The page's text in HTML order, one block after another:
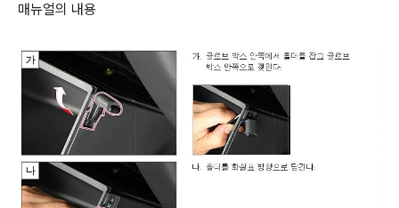
매뉴얼의 내용